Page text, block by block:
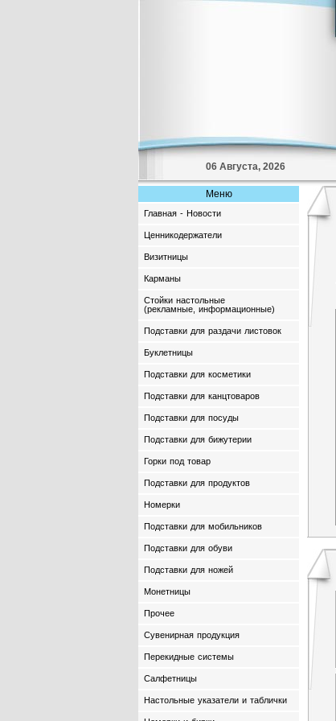
06 Августа, 2026
Меню
Главная - Новости
Ценникодержатели
Визитницы
Карманы
Стойки настольные
(рекламные, информационные)
Подставки для раздачи листовок
Буклетницы
Подставки для косметики
Подставки для канцтоваров
Подставки для посуды
Подставки для бижутерии
Горки под товар
Подставки для продуктов
Номерки
Подставки для мобильников
Подставки для обуви
Подставки для ножей
Монетницы
Прочее
Сувенирная продукция
Перекидные системы
Салфетницы
Настольные указатели и таблички